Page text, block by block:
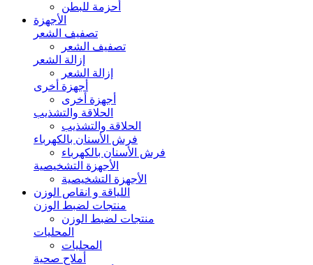
أحزمة للبطن
الأجهزة
تصفيف الشعر
تصفيف الشعر
إزالة الشعر
إزالة الشعر
أجهزة أخرى
أجهزة أخرى
الحلاقة والتشذيب
الحلاقة والتشذيب
فرش الأسنان بالكهرباء
فرش الأسنان بالكهرباء
الأجهزة التشخيصية
الأجهزة التشخيصية
اللياقة و انقاص الوزن
منتجات لضبط الوزن
منتجات لضبط الوزن
المحليات
المحليات
أملاح صحية